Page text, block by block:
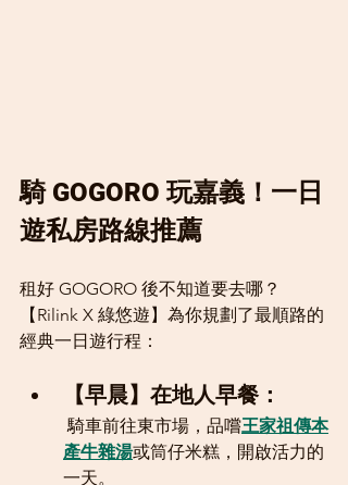
騎 GOGORO 玩嘉義！一日
遊私房路線推薦
租好 GOGORO 後不知道要去哪？
【Rilink X 綠悠遊】為你規劃了最順路的
經典一日遊行程：
【早晨】在地人早餐：
騎車前往東市場，品嚐王家祖傳本
產牛雜湯或筒仔米糕，開啟活力的
一天。